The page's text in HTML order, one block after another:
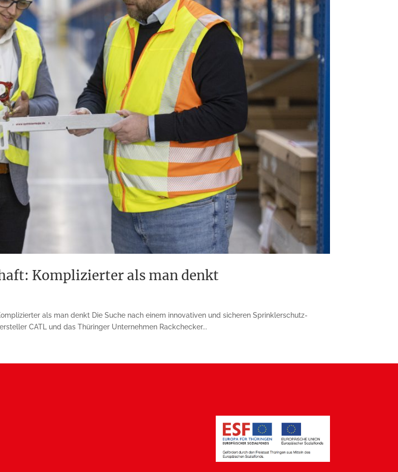
Komplizierter als man denkt
als man denkt Die Suche nach einem innovativen und sicheren Sprinklerschutz-
CATL und das Thüringer Unternehmen Rackchecker...